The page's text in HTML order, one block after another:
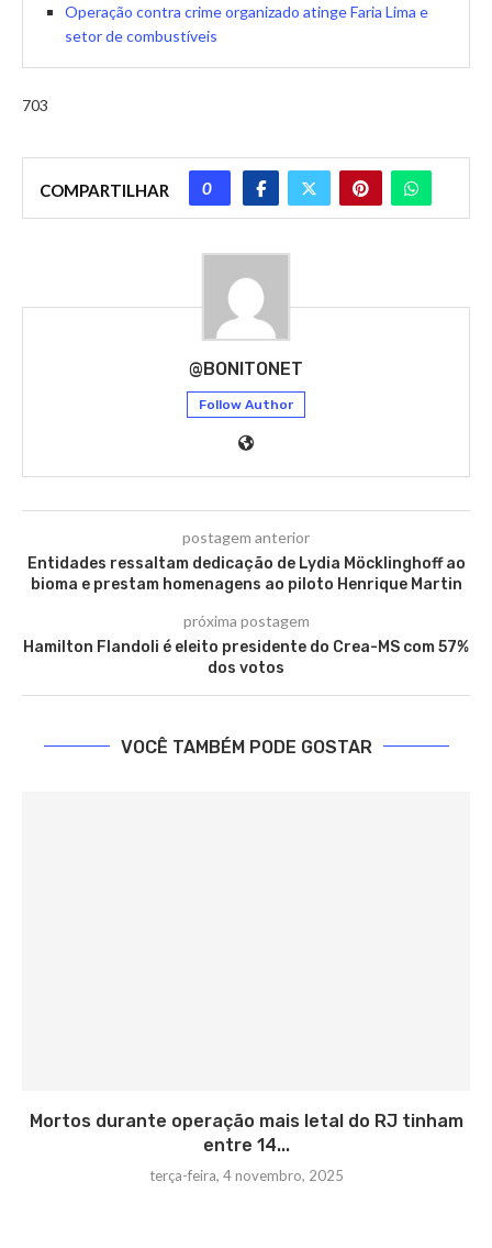
Operação contra crime organizado atinge Faria Lima e
setor de combustíveis
703
COMPARTILHAR 0
@BONITONET
Follow Author
postagem anterior
Entidades ressaltam dedicação de Lydia Möcklinghoff ao
bioma e prestam homenagens ao piloto Henrique Martin
próxima postagem
Hamilton Flandoli é eleito presidente do Crea-MS com 57%
dos votos
VOCÊ TAMBÉM PODE GOSTAR
Mortos durante operação mais letal do RJ tinham
entre 14...
terça-feira, 4 novembro, 2025